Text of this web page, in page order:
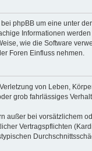
phpBB um eine unter der
Informationen
wie die Software
Foren Einfluss nehmen.
von Leben,
grob fahrlässiges
außer bei vorsätzlichem
Vertragspflichten